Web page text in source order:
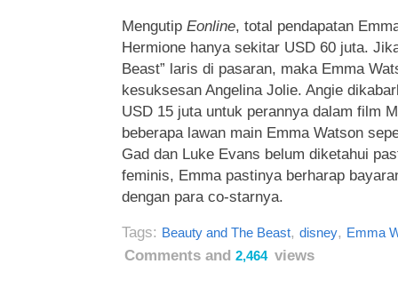
Mengutip Eonline, total pendapatan
Hermione hanya sekitar USD 60 juta.
Beast” laris di pasaran, maka Emma
kesuksesan Angelina Jolie. Angie
USD 15 juta untuk perannya dalam film
beberapa lawan main Emma Watson
Gad dan Luke Evans belum diketahui
feminis, Emma pastinya berharap
dengan para co-starnya.
Tags: Beauty and The Beast, disney, Emma
Comments and 2,464 views